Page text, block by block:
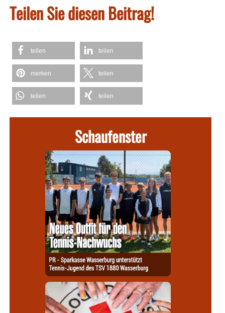
Teilen Sie diesen Beitrag!
teilen teilen
merken teilen
teilen teilen
Schaufenster